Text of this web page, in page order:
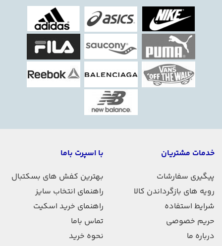
خدمات مشتریان
پیگیری سفارشات
رویه های بازگرداندن کالا
شرایط استفاده
حریم خصوصی
درباره ما
با اسپرت باما
بهترین کفش های بسکتبال
راهنمای انتخاب سایز
راهنمای خرید اسکیت
تماس باما
نحوه خرید